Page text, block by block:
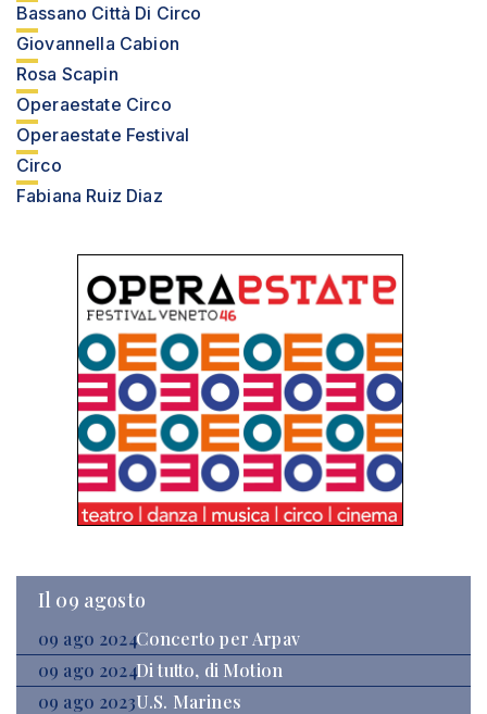
Bassano Città Di Circo
Giovannella Cabion
Rosa Scapin
Operaestate Circo
Operaestate Festival
Circo
Fabiana Ruiz Diaz
Il 09 agosto
09 ago 2024Concerto per Arpav
09 ago 2024Di tutto, di Motion
09 ago 2023U.S. Marines